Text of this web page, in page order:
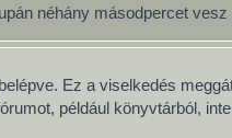
néhány másodpercet
Ez a viselkedés
például könyvtárból,